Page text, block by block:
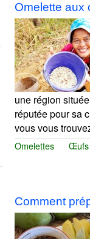
Omelette aux
une région
réputée pour sa
vous vous
Omelettes Œufs
Comment